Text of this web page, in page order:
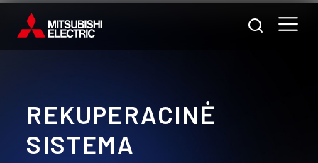
REKUPERACINĖ
SISTEMA